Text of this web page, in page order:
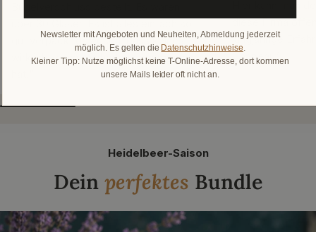
gut verpackt gewesen, dass keines,
wirklich keines, Schaden genommen
diese Firma
langjährige
Chapeau“
Heidelbeer-Saison
Dein perfektes Bundle
Newsletter mit Angeboten und Neuheiten, Abmeldung jederzeit
möglich. Es gelten die Datenschutzhinweise.
Kleiner Tipp: Nutze möglichst keine T-Online-Adresse, dort kommen
unsere Mails leider oft nicht an.